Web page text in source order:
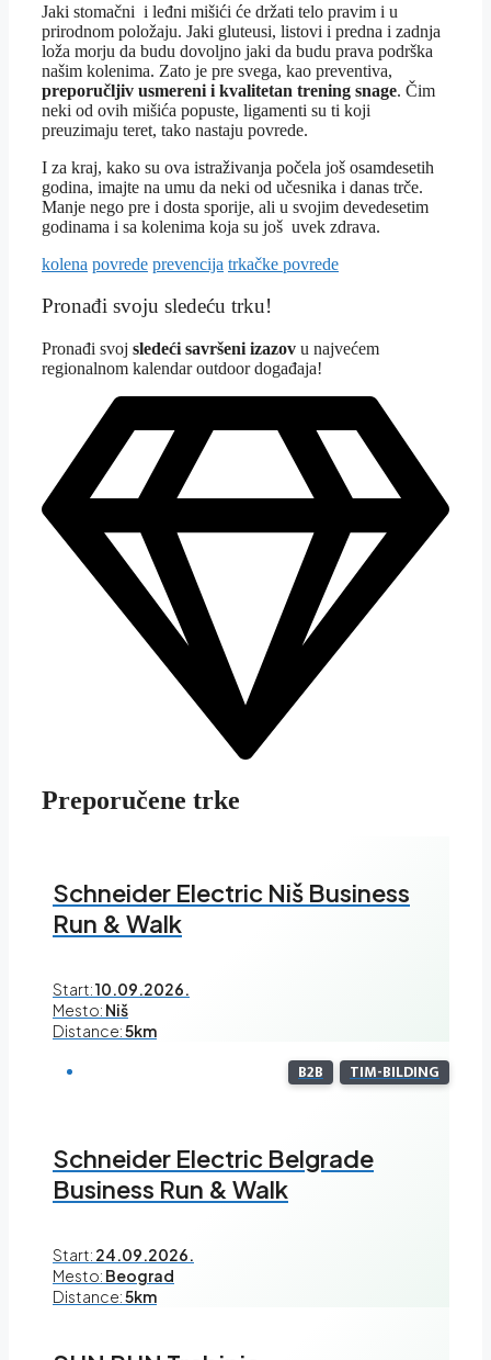
Jaki stomačni i leđni mišići će držati telo pravim i u
prirodnom položaju. Jaki gluteusi, listovi i predna i zadnja
loža morju da budu dovoljno jaki da budu prava podrška
našim kolenima. Zato je pre svega, kao preventiva,
preporučljiv usmereni i kvalitetan trening snage. Čim
neki od ovih mišića popuste, ligamenti su ti koji
preuzimaju teret, tako nastaju povrede.
I za kraj, kako su ova istraživanja počela još osamdesetih
godina, imajte na umu da neki od učesnika i danas trče.
Manje nego pre i dosta sporije, ali u svojim devedesetim
godinama i sa kolenima koja su još uvek zdrava.
Tagovi
kolena povrede prevencija trkačke povrede
Pronađi svoju sledeću trku!
Pronađi svoj sledeći savršeni izazov u najvećem
regionalnom kalendar outdoor događaja!
Preporučene trke
Schneider Electric Niš Business
Run & Walk
Start:10.09.2026.
Mesto: Niš
Distance:5km
B2B TIM-BILDING
Schneider Electric Belgrade
Business Run & Walk
Start: 24.09.2026.
Mesto: Beograd
Distance:5km